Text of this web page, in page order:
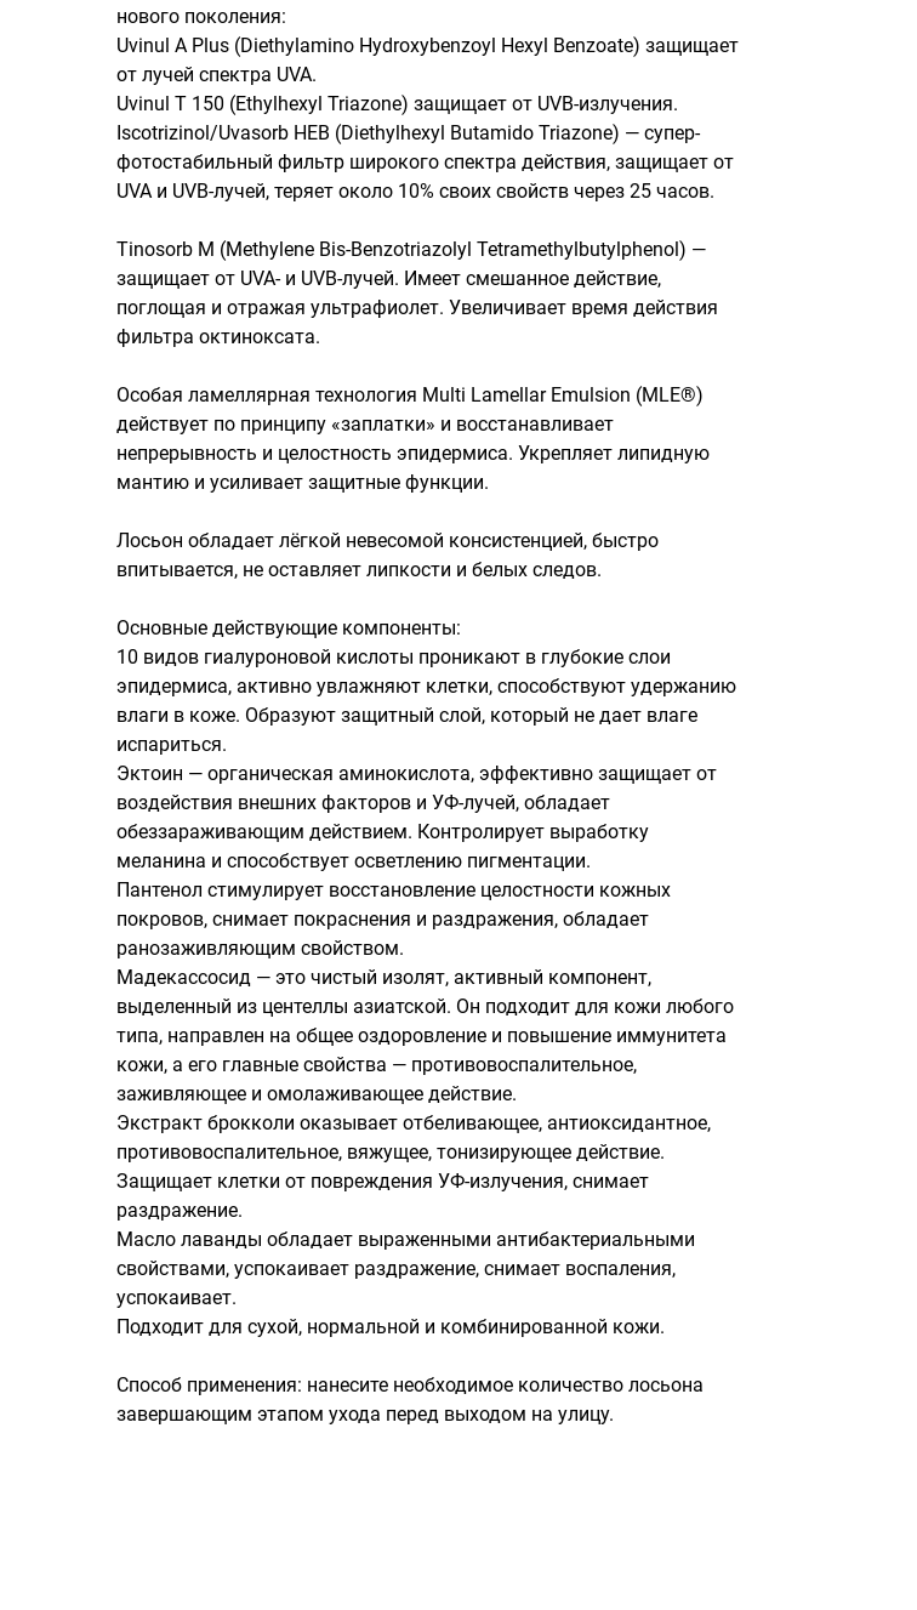
нового поколения:
Uvinul A Plus (Diethylamino Hydroxybenzoyl Hexyl Benzoate) защищает
от лучей спектра UVA.
Uvinul T 150 (Ethylhexyl Triazone) защищает от UVB-излучения.
Iscotrizinol/Uvasorb HEB (Diethylhexyl Butamido Triazone) — супер-
фотостабильный фильтр широкого спектра действия, защищает от
UVA и UVB-лучей, теряет около 10% своих свойств через 25 часов.
Tinosorb M (Methylene Bis-Benzotriazolyl Tetramethylbutylphenol) —
защищает от UVA- и UVB-лучей. Имеет смешанное действие,
поглощая и отражая ультрафиолет. Увеличивает время действия
фильтра октиноксата.
Особая ламеллярная технология Multi Lamellar Emulsion (MLE®)
действует по принципу «заплатки» и восстанавливает
непрерывность и целостность эпидермиса. Укрепляет липидную
мантию и усиливает защитные функции.
Лосьон обладает лёгкой невесомой консистенцией, быстро
впитывается, не оставляет липкости и белых следов.
Основные действующие компоненты:
10 видов гиалуроновой кислоты проникают в глубокие слои
эпидермиса, активно увлажняют клетки, способствуют удержанию
влаги в коже. Образуют защитный слой, который не дает влаге
испариться.
Эктоин — органическая аминокислота, эффективно защищает от
воздействия внешних факторов и УФ-лучей, обладает
обеззараживающим действием. Контролирует выработку
меланина и способствует осветлению пигментации.
Пантенол стимулирует восстановление целостности кожных
покровов, снимает покраснения и раздражения, обладает
ранозаживляющим свойством.
Мадекассосид — это чистый изолят, активный компонент,
выделенный из центеллы азиатской. Он подходит для кожи любого
типа, направлен на общее оздоровление и повышение иммунитета
кожи, а его главные свойства — противовоспалительное,
заживляющее и омолаживающее действие.
Экстракт брокколи оказывает отбеливающее, антиоксидантное,
противовоспалительное, вяжущее, тонизирующее действие.
Защищает клетки от повреждения УФ-излучения, снимает
раздражение.
Масло лаванды обладает выраженными антибактериальными
свойствами, успокаивает раздражение, снимает воспаления,
успокаивает.
Подходит для сухой, нормальной и комбинированной кожи.
Способ применения: нанесите необходимое количество лосьона
завершающим этапом ухода перед выходом на улицу.